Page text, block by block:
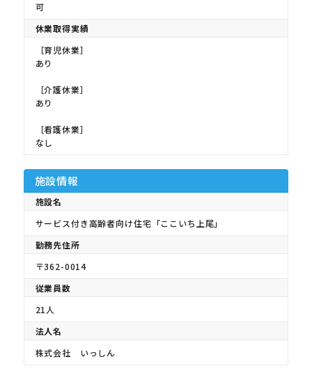
可
休業取得実績
［育児休業］
あり
［介護休業］
あり
［看護休業］
なし
施設情報
施設名
サービス付き高齢者向け住宅「ここいち上尾」
勤務先住所
〒362-0014
従業員数
21人
法人名
株式会社 いっしん